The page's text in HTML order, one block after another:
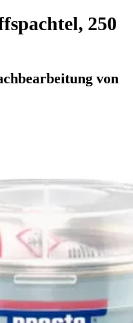
250
von